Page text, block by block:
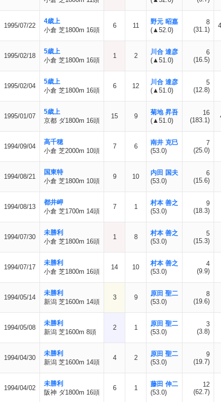
1995/07/22
4歳上
小倉 芝1800m 16頭
6 11
野元 昭嘉
(▲52.0)
8
(31.1)
1995/02/18
5歳上
小倉 芝1800m 16頭
1 2
川合 達彦
(▲51.0)
6
(16.5)
1995/02/04
5歳上
小倉 芝1800m 16頭
6 12
川合 達彦
(▲51.0)
5
(12.8)
1995/01/07
5歳上
京都 ダ1800m 16頭
15 9
菊地 昇吾
(▲51.0)
16
(183.1)
1994/09/04
高千穂
小倉 芝2000m 10頭
7 6
南井 克巳
(53.0)
7
(25.0)
1994/08/21
国東特
小倉 芝1800m 10頭
9 10
内田 国夫
(53.0)
6
(15.6)
1994/08/13
都井岬
小倉 芝1700m 14頭
7 1
村本 善之
(53.0)
9
(18.3)
1994/07/30
未勝利
小倉 芝1800m 16頭
1 8
村本 善之
(53.0)
5
(15.3)
1994/07/17
未勝利
小倉 芝1800m 16頭
14 10
村本 善之
(53.0)
4
(9.9)
1994/05/14
未勝利
新潟 芝1600m 14頭
3 9
原田 聖二
(53.0)
8
(19.6)
1994/05/08
未勝利
新潟 芝1600m 8頭
2 1
原田 聖二
(53.0)
3
(3.8)
1994/04/30
未勝利
新潟 芝1600m 14頭
4 2
原田 聖二
(53.0)
9
(19.7)
1994/04/02
未勝利
阪神 ダ1800m 16頭
6 1
藤田 伸二
(53.0)
12
(62.7)